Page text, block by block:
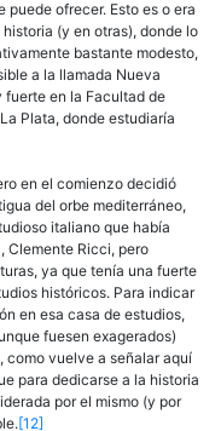
ofrecer. Esto es o era
(y en otras), donde lo
bastante modesto,
a la llamada Nueva
fuerte en la Facultad de
Plata, donde estudiaría
en el comienzo decidió
del orbe mediterráneo,
italiano que había
Clemente Ricci, pero
ya que tenía una fuerte
históricos. Para indicar
en esa casa de estudios,
fuesen exagerados)
como vuelve a señalar aquí
para dedicarse a la historia
por el mismo (y por
[12]